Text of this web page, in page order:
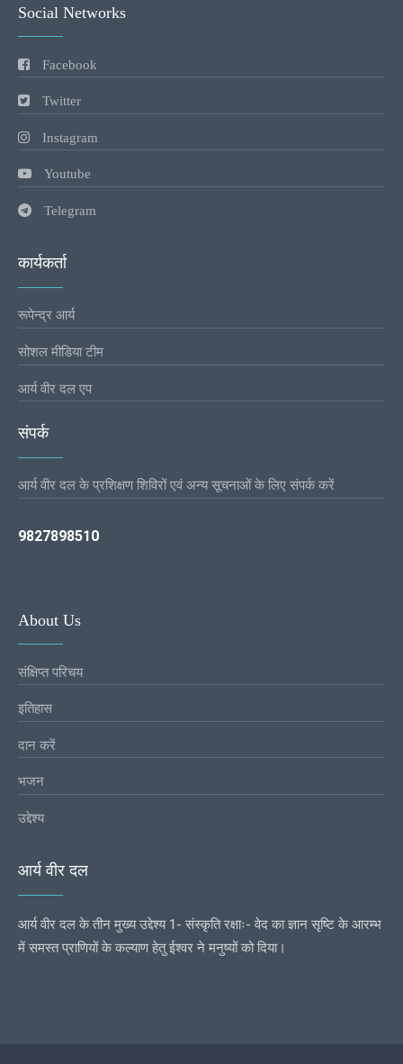
Social Networks
Facebook
Twitter
Instagram
Youtube
Telegram
कार्यकर्ता
रूपेन्द्र आर्य
सोशल मीडिया टीम
आर्य वीर दल एप
संपर्क
आर्य वीर दल के प्रशिक्षण शिविरों एवं अन्य सूचनाओं के लिए संपर्क करें
9827898510
About Us
संक्षिप्त परिचय
इतिहास
दान करें
भजन
उद्देश्य
आर्य वीर दल
आर्य वीर दल के तीन मुख्य उद्देश्य 1- संस्कृति रक्षाः- वेद का ज्ञान सृष्टि के आरम्भ
में समस्त प्राणियों के कल्याण हेतु ईश्वर ने मनुष्यों को दिया।